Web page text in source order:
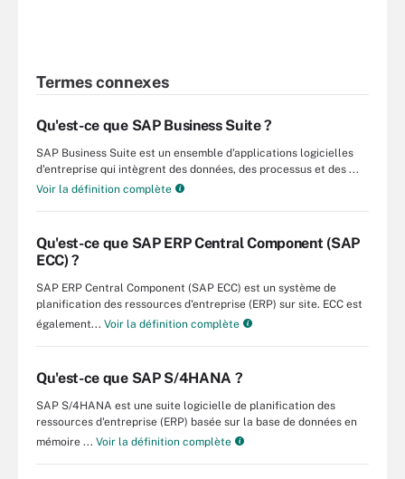
Termes connexes
Qu'est-ce que SAP Business Suite ?
SAP Business Suite est un ensemble d'applications logicielles
d'entreprise qui intègrent des données, des processus et des ...
Voir la définition complète
Qu'est-ce que SAP ERP Central Component (SAP
ECC) ?
SAP ERP Central Component (SAP ECC) est un système de
planification des ressources d'entreprise (ERP) sur site. ECC est
également... Voir la définition complète
Qu'est-ce que SAP S/4HANA ?
SAP S/4HANA est une suite logicielle de planification des
ressources d'entreprise (ERP) basée sur la base de données en
mémoire ... Voir la définition complète